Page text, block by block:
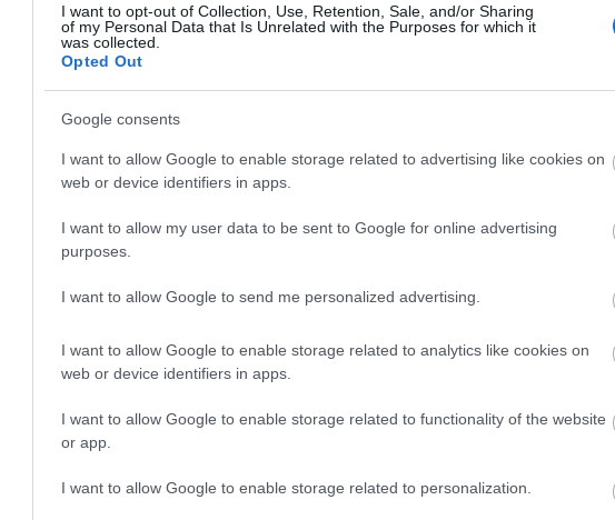
I want to opt-out of Collection, Use, Retention, Sale, and/or Sharing
of my Personal Data that Is Unrelated with the Purposes for which it
was collected.
Opted Out
Google consents
I want to allow Google to enable storage related to advertising like cookies on
web or device identifiers in apps.
I want to allow my user data to be sent to Google for online advertising
purposes.
I want to allow Google to send me personalized advertising.
I want to allow Google to enable storage related to analytics like cookies on
web or device identifiers in apps.
I want to allow Google to enable storage related to functionality of the website
or app.
I want to allow Google to enable storage related to personalization.